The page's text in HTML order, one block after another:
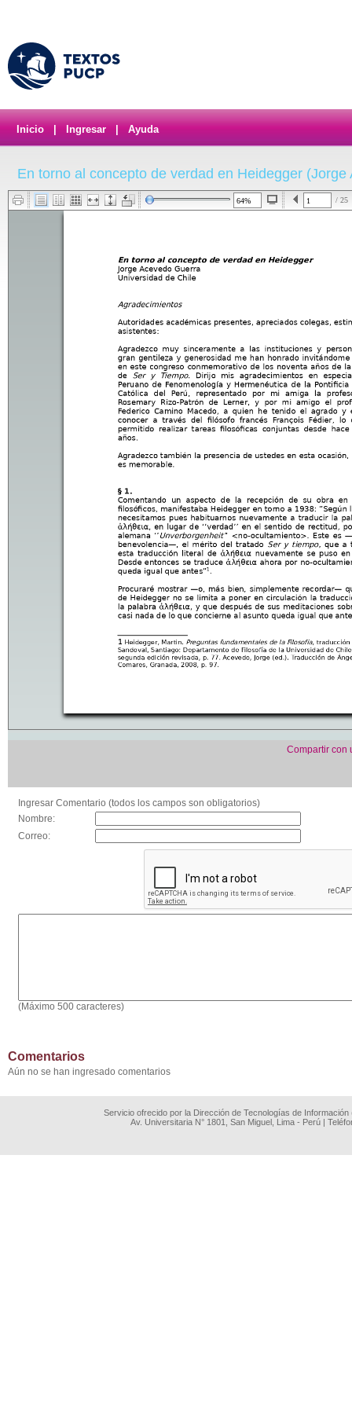
Inicio Ingresar Ayuda
En torno al concepto de verdad en Heidegger (Jorge
/ 25
Compartir con
Ingresar Comentario (todos los campos son obligatorios)
Nombre:
Correo:
(Máximo 500 caracteres)
Comentarios
Aún no se han ingresado comentarios
Servicio ofrecido por la Dirección de Tecnologías de
Av. Universitaria N° 1801, San Miguel, Lima - Perú |